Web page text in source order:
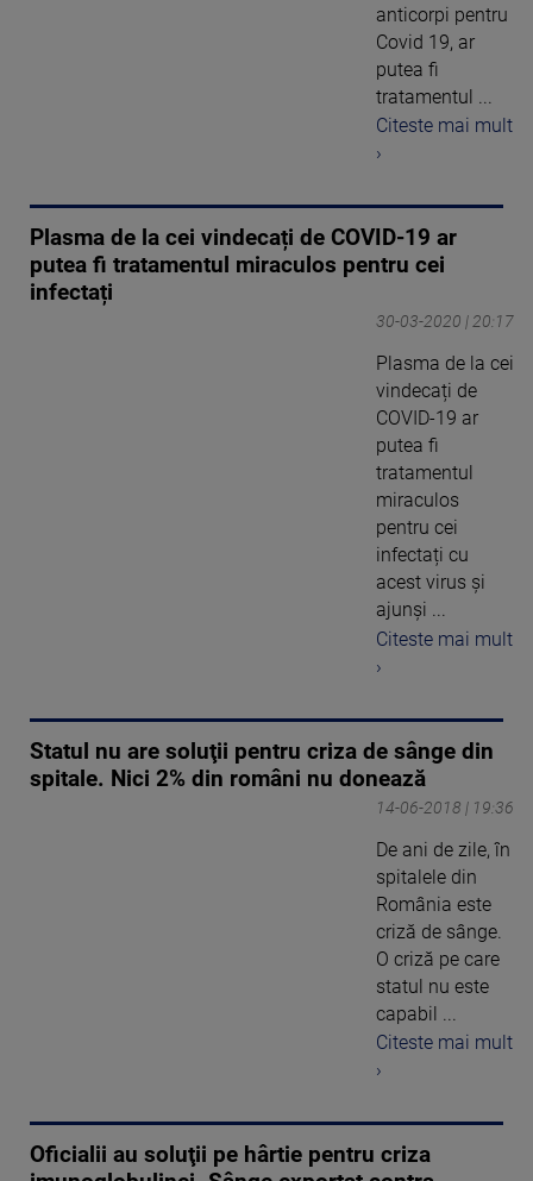
anticorpi pentru
Covid 19, ar
putea fi
tratamentul ...
Citeste mai mult
›
Plasma de la cei vindecați de COVID-19 ar
putea fi tratamentul miraculos pentru cei
infectați
30-03-2020 | 20:17
Plasma de la cei
vindecați de
COVID-19 ar
putea fi
tratamentul
miraculos
pentru cei
infectați cu
acest virus și
ajunși ...
Citeste mai mult
›
Statul nu are soluţii pentru criza de sânge din
spitale. Nici 2% din români nu donează
14-06-2018 | 19:36
De ani de zile, în
spitalele din
România este
criză de sânge.
O criză pe care
statul nu este
capabil ...
Citeste mai mult
›
Oficialii au soluţii pe hârtie pentru criza